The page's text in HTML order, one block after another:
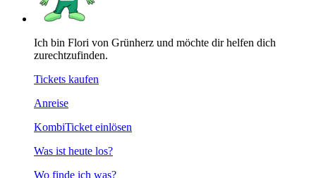
Ich bin Flori von Grünherz und möchte dir helfen dich
zurechtzufinden.
Tickets kaufen
Anreise
KombiTicket einlösen
Was ist heute los?
Wo finde ich was?